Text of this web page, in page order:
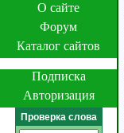
О сайте
Форум
Каталог сайтов
Подписка
Авторизация
Проверка слова